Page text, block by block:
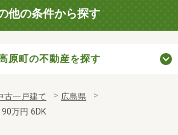
他の条件から探す
原町の不動産を探す
古一戸建て
広島県
万円 6DK